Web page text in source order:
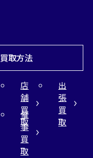
買取方法
店
舗
買
取
出
張
買
取
催
事
買
取